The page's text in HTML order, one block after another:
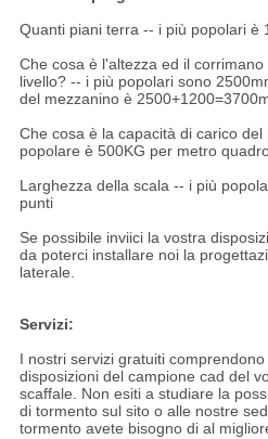
Quanti piani terra -- i più popolari è
Che cosa è l'altezza ed il
livello? -- i più popolari sono
del mezzanino è
Che cosa è la capacità di carico
popolare è 500KG per metro
Larghezza della scala -- i più
punti
Se possibile inviici la vostra
da poterci installare noi la
laterale.
Servizi:
I nostri servizi gratuiti
disposizioni del campione cad del
scaffale. Non esiti a studiare la
di tormento sul sito o alle nostre
tormento avete bisogno di al